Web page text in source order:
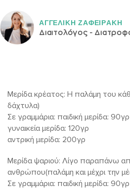
ΑΓΓΕΛΙΚH ΖΑΦΕΙΡAΚΗ
Διαιτολόγος -
Μερίδα κρέατος: Η παλάμη του
δάχτυλα)
Σε γραμμάρια: παιδική μερίδα: 90γρ
γυναικεία μερίδα: 120γρ
αντρική μερίδα: 200γρ
Μερίδα ψαριού: Λίγο παραπάνω
ανθρώπου(παλάμη και μέχρι την
Σε γραμμάρια: παιδική μερίδα: 90γρ